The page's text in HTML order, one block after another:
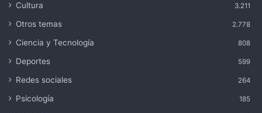
Cultura 3.211
Otros temas 2.778
Ciencia y Tecnología 808
Deportes 599
Redes sociales 264
Psicología 185